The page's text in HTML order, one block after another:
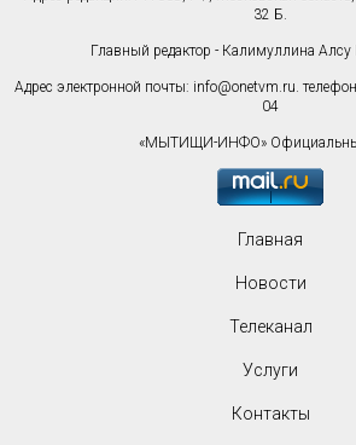
32 Б.
Главный редактор - Калимуллина
Адрес электронной почты: info@onetvm.ru.
04
«МЫТИЩИ-ИНФО»
Главная
Новости
Телеканал
Услуги
Контакты